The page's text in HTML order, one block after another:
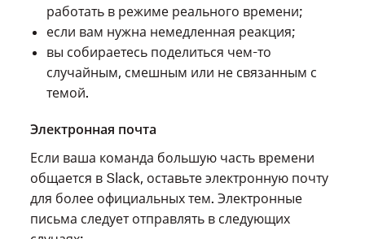
работать в режиме реального времени;
если вам нужна немедленная реакция;
вы собираетесь поделиться чем-то
случайным, смешным или не связанным с
темой.
Электронная почта
Если ваша команда большую часть времени
общается в Slack, оставьте электронную почту
для более официальных тем. Электронные
письма следует отправлять в следующих